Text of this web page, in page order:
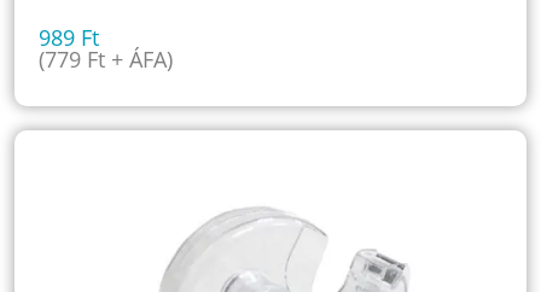
989 Ft
(779 Ft + ÁFA)